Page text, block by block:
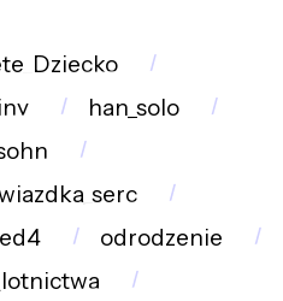
han_solo
odrodzenie